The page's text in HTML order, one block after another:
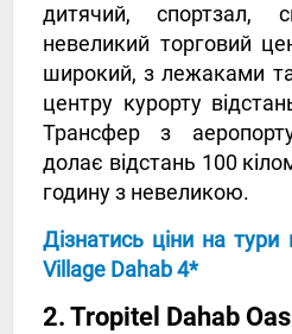
дитячий,
невеликий торговий
широкий, з лежаками
центру курорту
Трансфер з
долає відстань 100
годину з невеликою.
Дізнатись ціни на
Village Dahab 4*
2. Tropitel Dahab